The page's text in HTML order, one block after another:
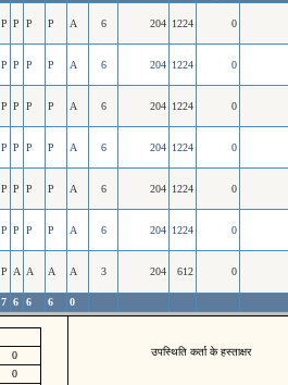
P P P P A 6 204 1224 0
P P P P A 6 204 1224 0
P P P P A 6 204 1224 0
P P P P A 6 204 1224 0
P P P P A 6 204 1224 0
P P P P A 6 204 1224 0
P A A A A 3 204 612 0
7 6 6 6 0
0
0
उपस्थिति कर्ता के हस्ताक्षर